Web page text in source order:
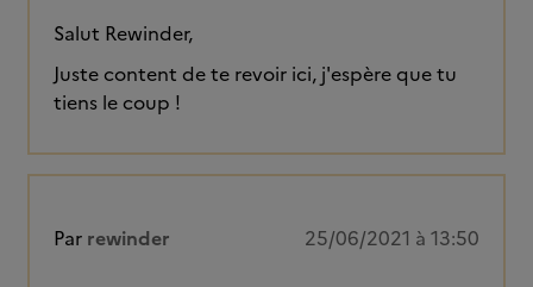
Salut Rewinder,
Juste content de te revoir ici, j'espère que tu
tiens le coup !
Par rewinder 25/06/2021 à 13:50